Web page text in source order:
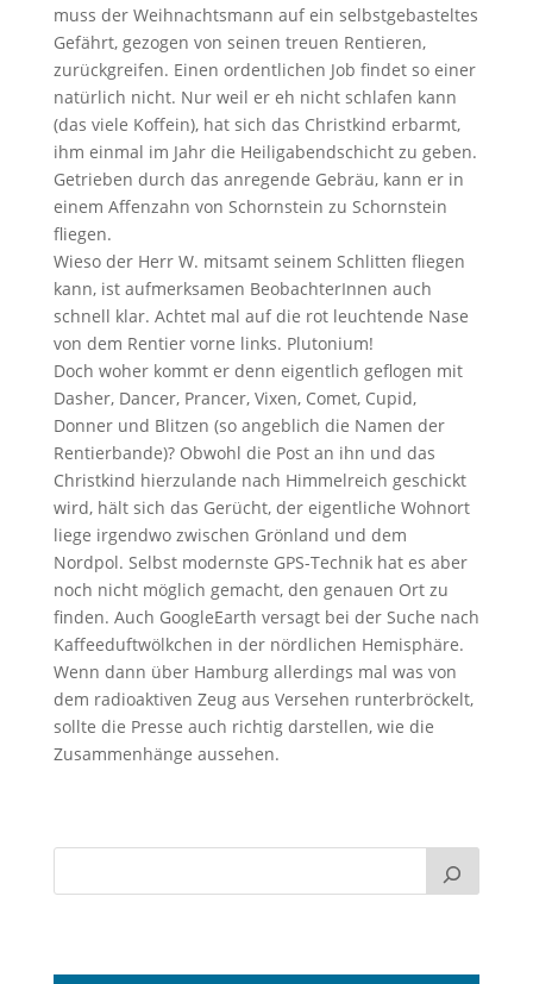
muss der Weihnachtsmann auf ein selbstgebasteltes
Gefährt, gezogen von seinen treuen Rentieren,
zurückgreifen. Einen ordentlichen Job findet so einer
natürlich nicht. Nur weil er eh nicht schlafen kann
(das viele Koffein), hat sich das Christkind erbarmt,
ihm einmal im Jahr die Heiligabendschicht zu geben.
Getrieben durch das anregende Gebräu, kann er in
einem Affenzahn von Schornstein zu Schornstein
fliegen.
Wieso der Herr W. mitsamt seinem Schlitten fliegen
kann, ist aufmerksamen BeobachterInnen auch
schnell klar. Achtet mal auf die rot leuchtende Nase
von dem Rentier vorne links. Plutonium!
Doch woher kommt er denn eigentlich geflogen mit
Dasher, Dancer, Prancer, Vixen, Comet, Cupid,
Donner und Blitzen (so angeblich die Namen der
Rentierbande)? Obwohl die Post an ihn und das
Christkind hierzulande nach Himmelreich geschickt
wird, hält sich das Gerücht, der eigentliche Wohnort
liege irgendwo zwischen Grönland und dem
Nordpol. Selbst modernste GPS-Technik hat es aber
noch nicht möglich gemacht, den genauen Ort zu
finden. Auch GoogleEarth versagt bei der Suche nach
Kaffeeduftwölkchen in der nördlichen Hemisphäre.
Wenn dann über Hamburg allerdings mal was von
dem radioaktiven Zeug aus Versehen runterbröckelt,
sollte die Presse auch richtig darstellen, wie die
Zusammenhänge aussehen.